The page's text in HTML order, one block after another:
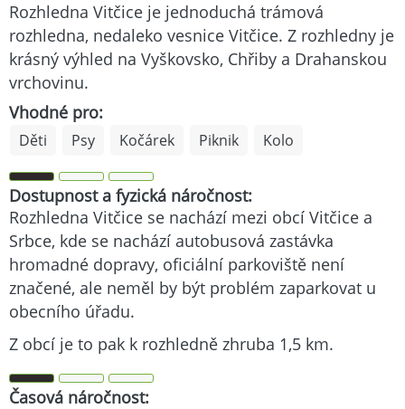
Rozhledna Vitčice je jednoduchá trámová
rozhledna, nedaleko vesnice Vitčice. Z rozhledny je
krásný výhled na Vyškovsko, Chřiby a Drahanskou
vrchovinu.
Vhodné pro:
Děti Psy Kočárek Piknik Kolo
Dostupnost a fyzická náročnost:
Rozhledna Vitčice se nachází mezi obcí Vitčice a
Srbce, kde se nachází autobusová zastávka
hromadné dopravy, oficiální parkoviště není
značené, ale neměl by být problém zaparkovat u
obecního úřadu.
Z obcí je to pak k rozhledně zhruba 1,5 km.
Časová náročnost: